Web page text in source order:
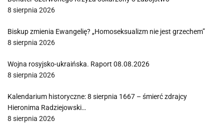
8 sierpnia 2026
Biskup zmienia Ewangelię? „Homoseksualizm nie jest grzechem”
8 sierpnia 2026
Wojna rosyjsko-ukraińska. Raport 08.08.2026
8 sierpnia 2026
Kalendarium historyczne: 8 sierpnia 1667 – śmierć zdrajcy
Hieronima Radziejowski…
8 sierpnia 2026